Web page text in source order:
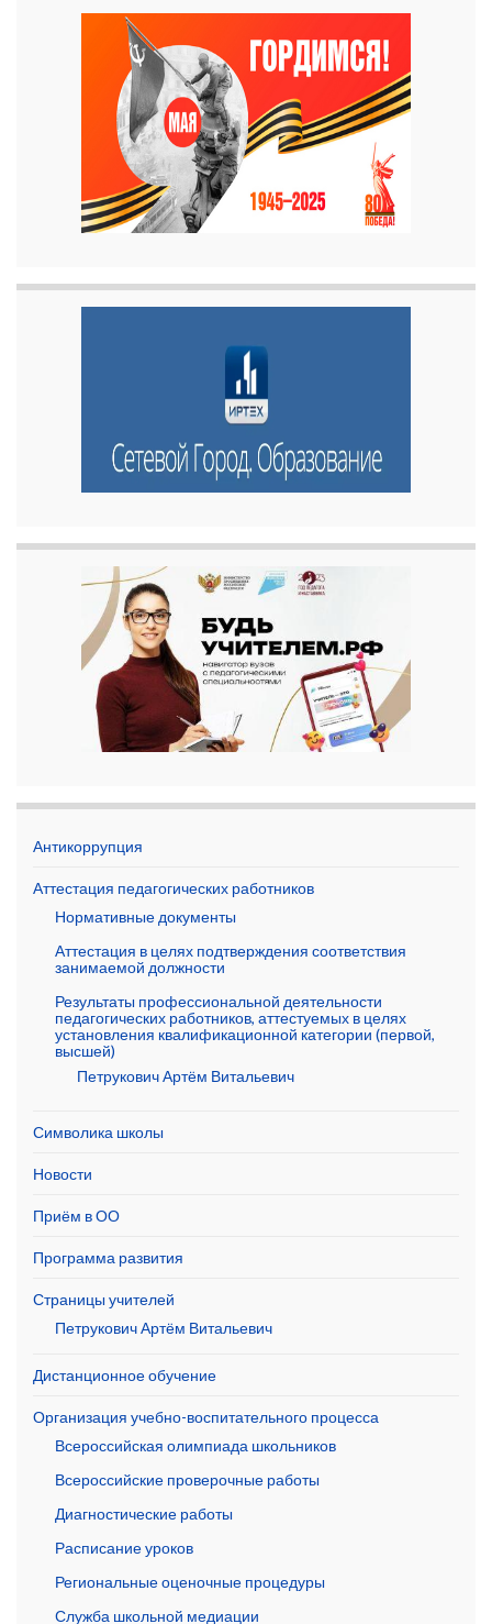
Антикоррупция
Аттестация педагогических работников
Нормативные документы
Аттестация в целях подтверждения соответствия
занимаемой должности
Результаты профессиональной деятельности
педагогических работников, аттестуемых в целях
установления квалификационной категории (первой,
высшей)
Петрукович Артём Витальевич
Символика школы
Новости
Приём в ОО
Программа развития
Страницы учителей
Петрукович Артём Витальевич
Дистанционное обучение
Организация учебно-воспитательного процесса
Всероссийская олимпиада школьников
Всероссийские проверочные работы
Диагностические работы
Расписание уроков
Региональные оценочные процедуры
Служба школьной медиации